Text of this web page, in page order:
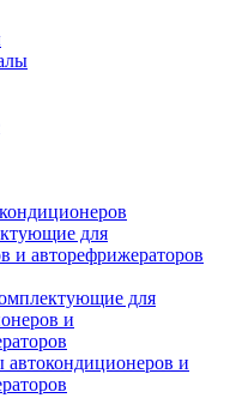
для
и авторефрижераторов
для
и
автокондиционеров и